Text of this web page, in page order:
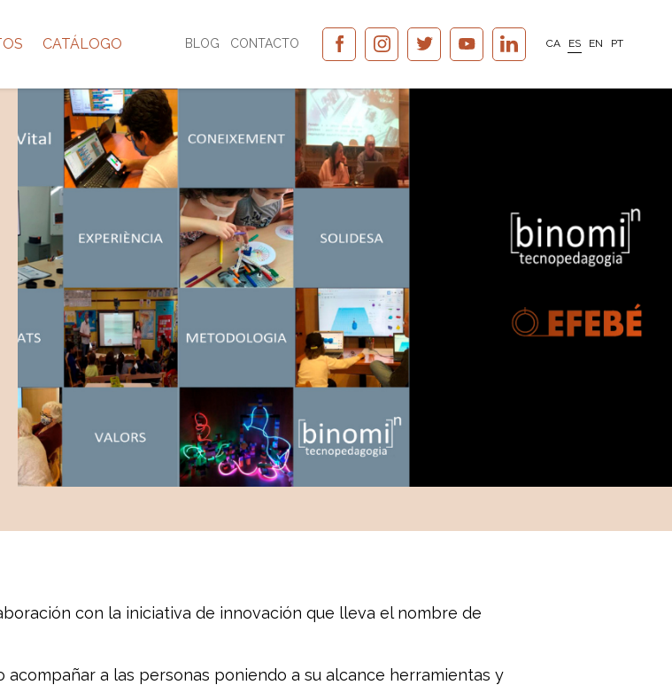
CATÁLOGO BLOG CONTACTO CA ES EN PT
con la iniciativa de innovación que lleva el nombre de
a las personas poniendo a su alcance herramientas y